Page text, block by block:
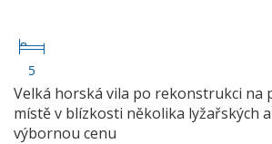
5
Velká horská vila po rekonstrukci na
místě v blízkosti několika lyžařských
výbornou cenu